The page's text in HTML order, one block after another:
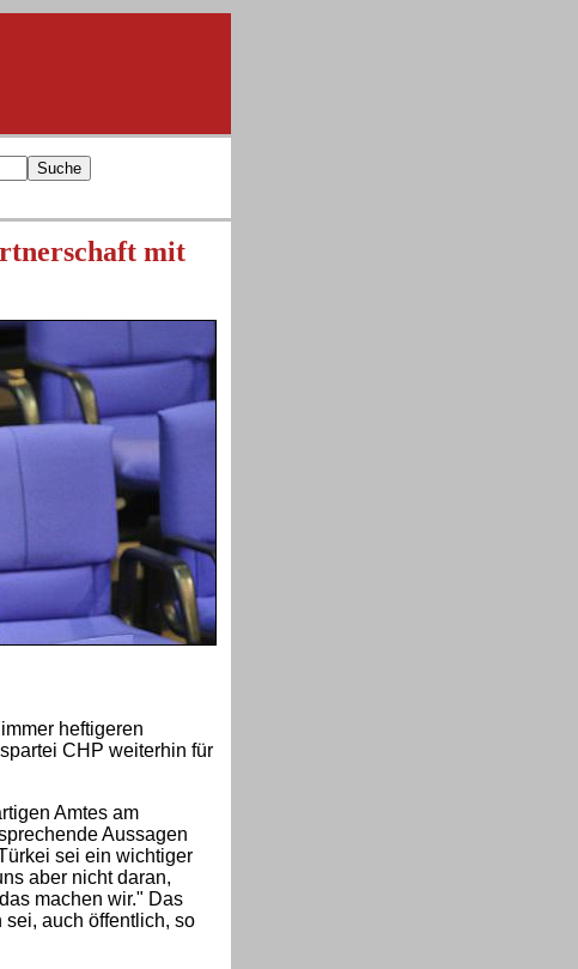
mit
heftigeren
CHP weiterhin für
Amtes am
Aussagen
sei ein wichtiger
aber nicht daran,
machen wir." Das
auch öffentlich, so